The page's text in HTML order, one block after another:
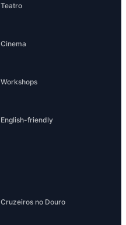
Teatro
Cinema
Workshops
English-friendly
Cruzeiros no Douro